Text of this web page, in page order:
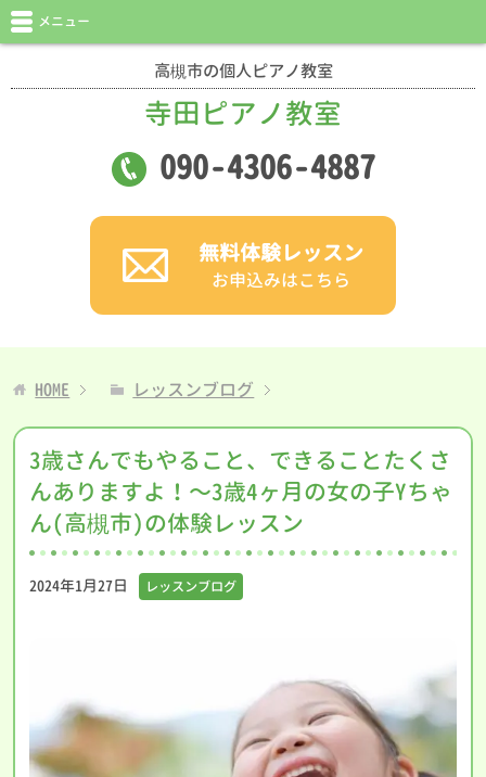
高槻市の個人ピアノ教室
寺田ピアノ教室
090-4306-4887
無料体験レッスン
お申込みはこちら
メニュー
HOME レッスンブログ
3歳さんでもやること、できることたくさ
んありますよ！〜3歳4ヶ月の女の子Yちゃ
ん(高槻市)の体験レッスン
2024年1月27日 レッスンブログ